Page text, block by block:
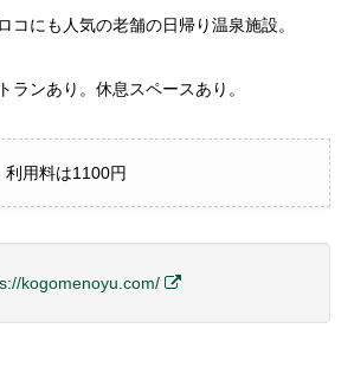
コにも人気の老舗の日帰り温泉施設。
ランあり。休息スペースあり。
用料は1100円
kogomenoyu.com/